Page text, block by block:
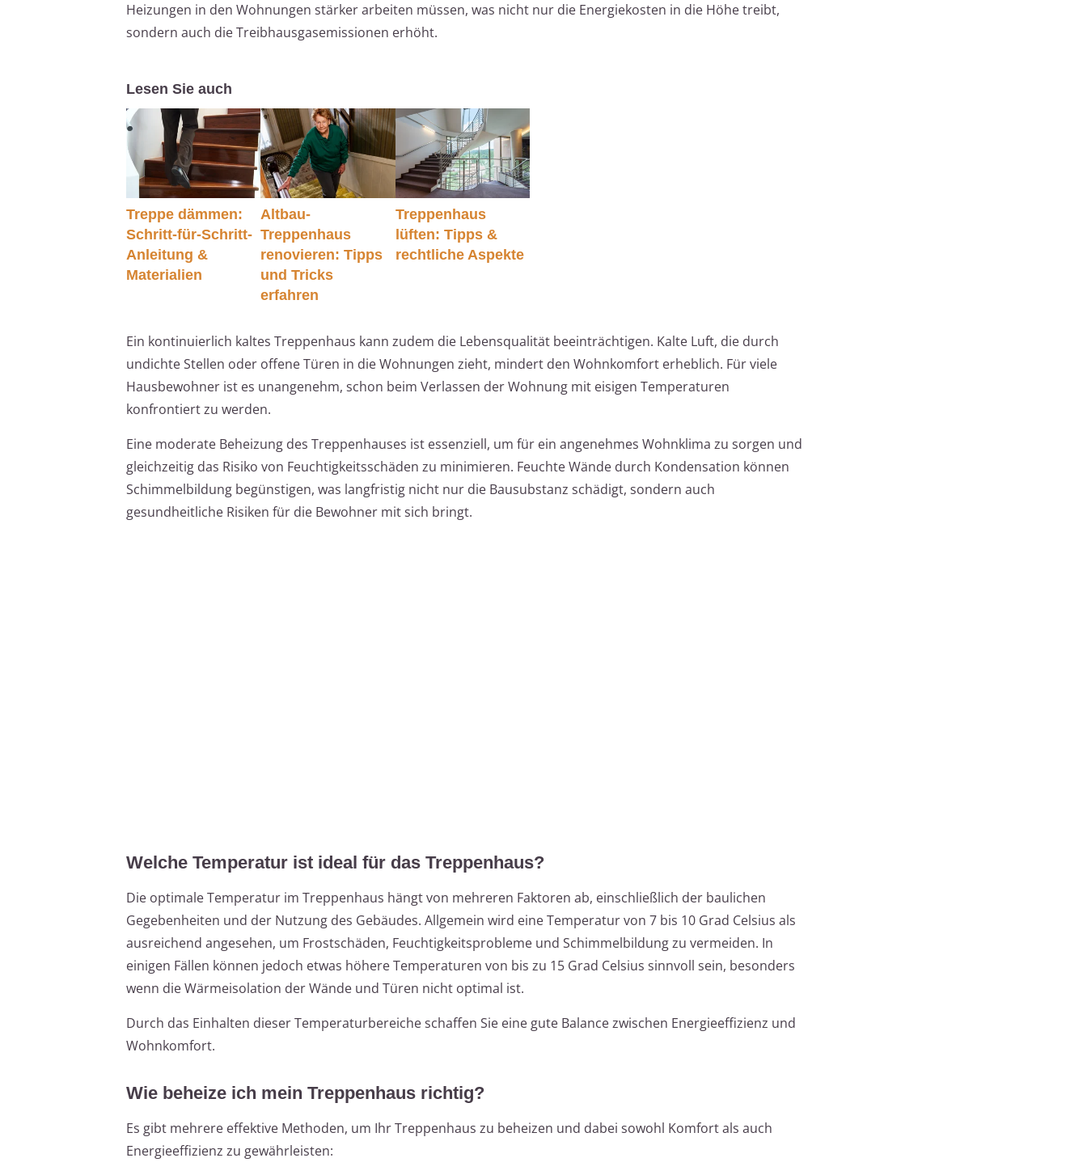
Heizungen in den Wohnungen stärker arbeiten müssen, was nicht nur die Energiekosten in die Höhe treibt,
sondern auch die Treibhausgasemissionen erhöht.
Lesen Sie auch
Treppe dämmen:
Schritt-für-Schritt-
Anleitung &
Materialien
Altbau-
Treppenhaus
renovieren: Tipps
und Tricks
erfahren
Treppenhaus
lüften: Tipps &
rechtliche Aspekte
Ein kontinuierlich kaltes Treppenhaus kann zudem die Lebensqualität beeinträchtigen. Kalte Luft, die durch
undichte Stellen oder offene Türen in die Wohnungen zieht, mindert den Wohnkomfort erheblich. Für viele
Hausbewohner ist es unangenehm, schon beim Verlassen der Wohnung mit eisigen Temperaturen
konfrontiert zu werden.
Eine moderate Beheizung des Treppenhauses ist essenziell, um für ein angenehmes Wohnklima zu sorgen und
gleichzeitig das Risiko von Feuchtigkeitsschäden zu minimieren. Feuchte Wände durch Kondensation können
Schimmelbildung begünstigen, was langfristig nicht nur die Bausubstanz schädigt, sondern auch
gesundheitliche Risiken für die Bewohner mit sich bringt.
Welche Temperatur ist ideal für das Treppenhaus?
Die optimale Temperatur im Treppenhaus hängt von mehreren Faktoren ab, einschließlich der baulichen
Gegebenheiten und der Nutzung des Gebäudes. Allgemein wird eine Temperatur von 7 bis 10 Grad Celsius als
ausreichend angesehen, um Frostschäden, Feuchtigkeitsprobleme und Schimmelbildung zu vermeiden. In
einigen Fällen können jedoch etwas höhere Temperaturen von bis zu 15 Grad Celsius sinnvoll sein, besonders
wenn die Wärmeisolation der Wände und Türen nicht optimal ist.
Durch das Einhalten dieser Temperaturbereiche schaffen Sie eine gute Balance zwischen Energieeffizienz und
Wohnkomfort.
Wie beheize ich mein Treppenhaus richtig?
Es gibt mehrere effektive Methoden, um Ihr Treppenhaus zu beheizen und dabei sowohl Komfort als auch
Energieeffizienz zu gewährleisten: